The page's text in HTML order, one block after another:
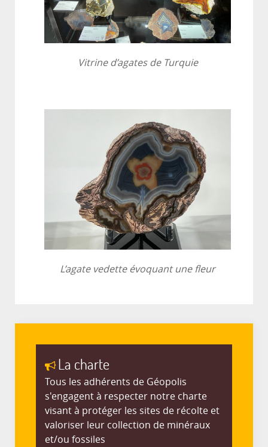
Vitrine d’agates de Turquie
L’agate vedette évoquant une fleur
La charte
Tous les adhérents de Géopolis
s'engagent à respecter notre charte
visant à protéger les sites de récolte et
valoriser leur collection de minéraux
et/ou fossiles